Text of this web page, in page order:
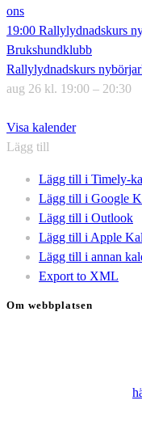
ons
19:00 Rallylydnadskurs
Brukshundklubb
Rallylydnadskurs
aug 26 kl. 19:00 – 20:30
Visa kalender
Lägg till
Lägg till i Timely-
Lägg till i Google
Lägg till i Outlook
Lägg till i Apple
Lägg till i annan
Export to XML
Om webbplatsen